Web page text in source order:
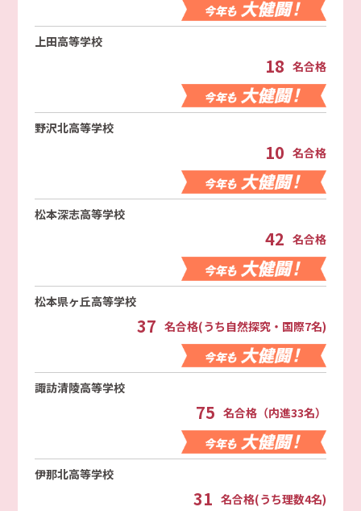
上田高等学校
18 名合格
野沢北高等学校
10 名合格
松本深志高等学校
42 名合格
松本県ヶ丘高等学校
37 名合格(うち自然探究・国際7名)
諏訪清陵高等学校
75 名合格（内進33名）
伊那北高等学校
31 名合格(うち理数4名)